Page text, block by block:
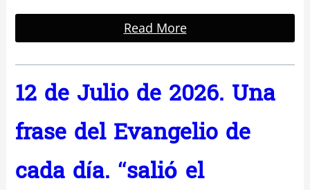
Read More
12 de Julio de 2026. Una
frase del Evangelio de
cada día. “salió el